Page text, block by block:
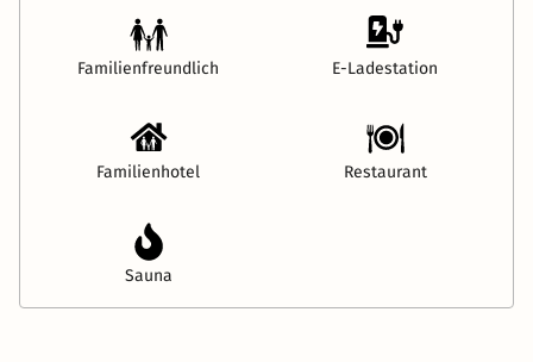
Familienfreundlich E-Ladestation
Familienhotel Restaurant
Sauna